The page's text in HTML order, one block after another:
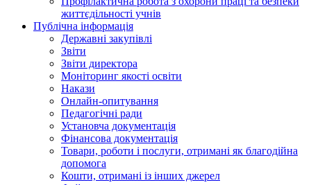
життєдільності учнів
Публічна інформація
Державні закупівлі
Звіти
Звіти директора
Моніторинг якості освіти
Накази
Онлайн-опитування
Педагогічні ради
Установча документація
Фінансова документація
Товари, роботи і послуги, отримані як благодійна
допомога
Кошти, отримані із інших джерел